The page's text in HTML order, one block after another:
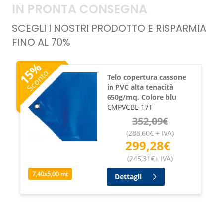
IN PRONTA CONSEGNA
SCEGLI I NOSTRI PRODOTTO E RISPARMIA
FINO AL 70%
15
%
Sconto
7,40x5,00 mt
Telo copertura cassone
in PVC alta tenacità
650g/mq. Colore blu
CMPVCBL-17T
352,09€
(288,60€+ IVA)
299,28€
(245,31€+ IVA)
Dettagli